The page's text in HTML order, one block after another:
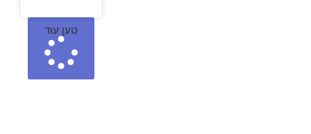
טען עוד